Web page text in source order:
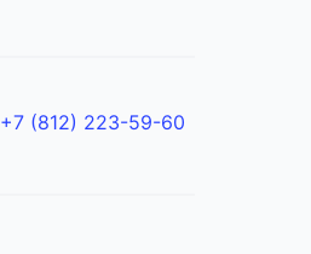
+7 (812) 223-59-60